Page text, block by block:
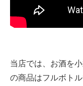
当店では、お酒を
の商品はフルボト